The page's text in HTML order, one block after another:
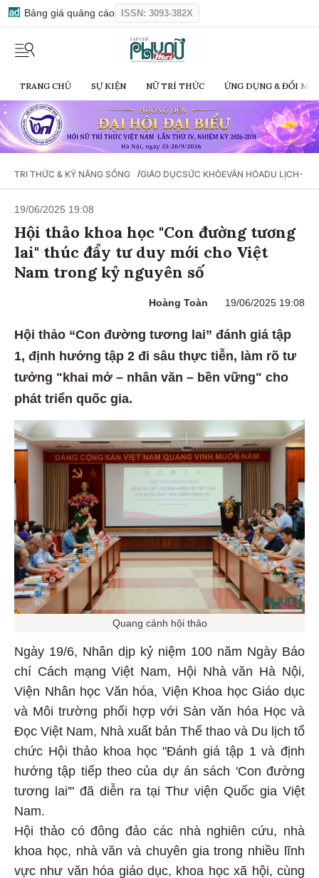
Bảng giá quảng cáo ISSN: 3093-382X
TRANG CHỦ SỰ KIỆN NỮ TRÍ THỨC ỨNG DỤNG & ĐỔI
TRI THỨC & KỸ NĂNG SỐNG /GIÁO DỤCSỨC KHỎEVĂN HÓADU LỊCH-
19/06/2025 19:08
Hội thảo khoa học "Con đường tương
lai" thúc đẩy tư duy mới cho Việt
Nam trong kỷ nguyên số
Hoàng Toàn 19/06/2025 19:08
Hội thảo “Con đường tương lai” đánh giá tập
1, định hướng tập 2 đi sâu thực tiễn, làm rõ tư
tưởng "khai mở – nhân văn – bền vững" cho
phát triển quốc gia.
Quang cảnh hội thảo
Ngày 19/6, Nhân dịp kỷ niệm 100 năm Ngày Báo
chí Cách mạng Việt Nam, Hội Nhà văn Hà Nội,
Viện Nhân học Văn hóa, Viện Khoa học Giáo dục
và Môi trường phối hợp với Sàn văn hóa Học và
Đọc Việt Nam, Nhà xuất bản Thể thao và Du lịch tổ
chức Hội thảo khoa học "Đánh giá tập 1 và định
hướng tập tiếp theo của dự án sách 'Con đường
tương lai'" đã diễn ra tại Thư viện Quốc gia Việt
Nam.
Hội thảo có đông đảo các nhà nghiên cứu, nhà
khoa học, nhà văn và chuyên gia trong nhiều lĩnh
vực như văn hóa giáo dục, khoa học xã hội, cùng